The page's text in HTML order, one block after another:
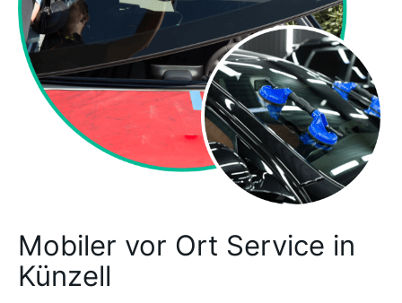
Mobiler vor Ort Service in
Künzell